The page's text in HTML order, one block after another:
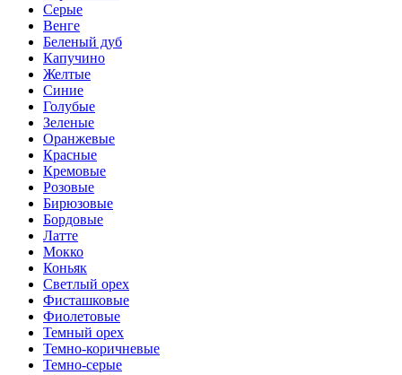
Серые
Венге
Беленый дуб
Капучино
Желтые
Синие
Голубые
Зеленые
Оранжевые
Красные
Кремовые
Розовые
Бирюзовые
Бордовые
Латте
Мокко
Коньяк
Светлый орех
Фисташковые
Фиолетовые
Темный орех
Темно-коричневые
Темно-серые